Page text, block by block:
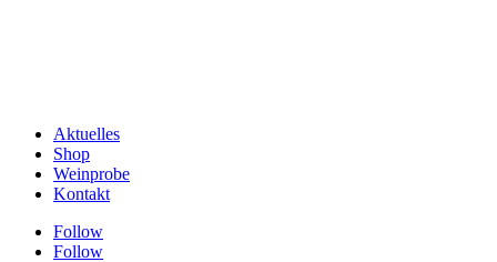
Aktuelles
Shop
Weinprobe
Kontakt
Follow
Follow